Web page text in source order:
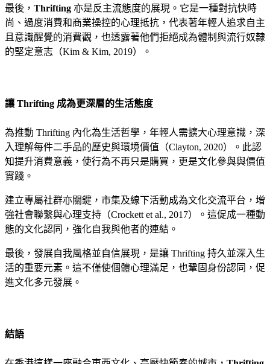
最後， Thrifting 亦是反主流態度的展現。它是一種對抗快時
尚、過度消費和商業操控的心理抵抗，代表著年輕人追求自主
且意識醒覺的消費觀，也透露著他們拒絕成為體制與流行奴隸
的堅定意志（Kim & Kim, 2019）。
讓 Thrifting 成為更深層的生活態度
為推動 Thrifting 內化為生活哲學，年輕人需擴大心理意識，深
入理解每件二手品的歷史與環境價值（Clayton, 2020）。此認
知提升消費意義，使行為不再只是購買，更是文化參與與價值
實踐。
建立專屬社群亦關鍵，市集及線下活動成為文化交流平台，增
強社會聯繫與心理支持（Crockett et al., 2017）。這促成一種動
態的文化認同，強化自我與他者的連結。
最後，發展自我風格並自信展現，是讓 Thrifting 持久並深入生
活的重要元素。這不僅使個體心理滿足，也鞏固身份認同，促
進文化多元發展。
結語